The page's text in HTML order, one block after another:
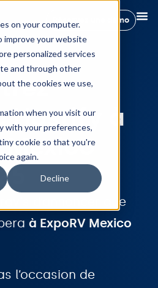
on your computer.
improve your website
personalized services
and through other
the cookies we use,
when you visit our
with your preferences,
cookie so that you're
again.
Decline
Réservez une démo
Hostify à
Mexico
d’annoncer que
à ExpoRV Mexico
l’occasion de